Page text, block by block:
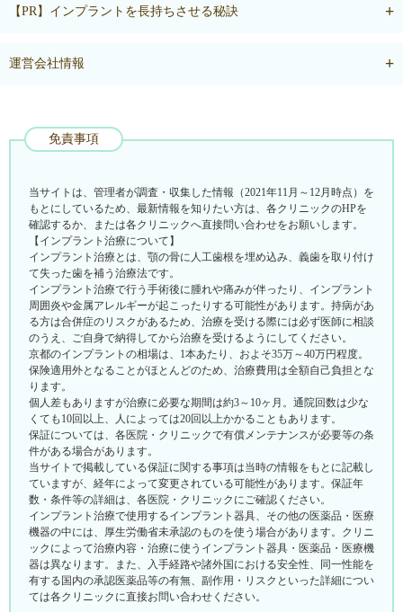
【PR】インプラントを長持ちさせる秘訣
運営会社情報
免責事項
当サイトは、管理者が調査・収集した情報（2021年11月～12月時点）を
もとにしているため、最新情報を知りたい方は、各クリニックのHPを
確認するか、または各クリニックへ直接問い合わせをお願いします。
【インプラント治療について】
インプラント治療とは、顎の骨に人工歯根を埋め込み、義歯を取り付け
て失った歯を補う治療法です。
インプラント治療で行う手術後に腫れや痛みが伴ったり、インプラント
周囲炎や金属アレルギーが起こったりする可能性があります。持病があ
る方は合併症のリスクがあるため、治療を受ける際には必ず医師に相談
のうえ、ご自身で納得してから治療を受けるようにしてください。
京都のインプラントの相場は、1本あたり、およそ35万～40万円程度。
保険適用外となることがほとんどのため、治療費用は全額自己負担とな
ります。
個人差もありますが治療に必要な期間は約3～10ヶ月。通院回数は少な
くても10回以上、人によっては20回以上かかることもあります。
保証については、各医院・クリニックで有償メンテナンスが必要等の条
件がある場合があります。
当サイトで掲載している保証に関する事項は当時の情報をもとに記載し
ていますが、経年によって変更されている可能性があります。保証年
数・条件等の詳細は、各医院・クリニックにご確認ください。
インプラント治療で使用するインプラント器具、その他の医薬品・医療
機器の中には、厚生労働省未承認のものを使う場合があります。クリニ
ックによって治療内容・治療に使うインプラント器具・医薬品・医療機
器は異なります。また、入手経路や諸外国における安全性、同一性能を
有する国内の承認医薬品等の有無、副作用・リスクといった詳細につい
ては各クリニックに直接お問い合わせください。